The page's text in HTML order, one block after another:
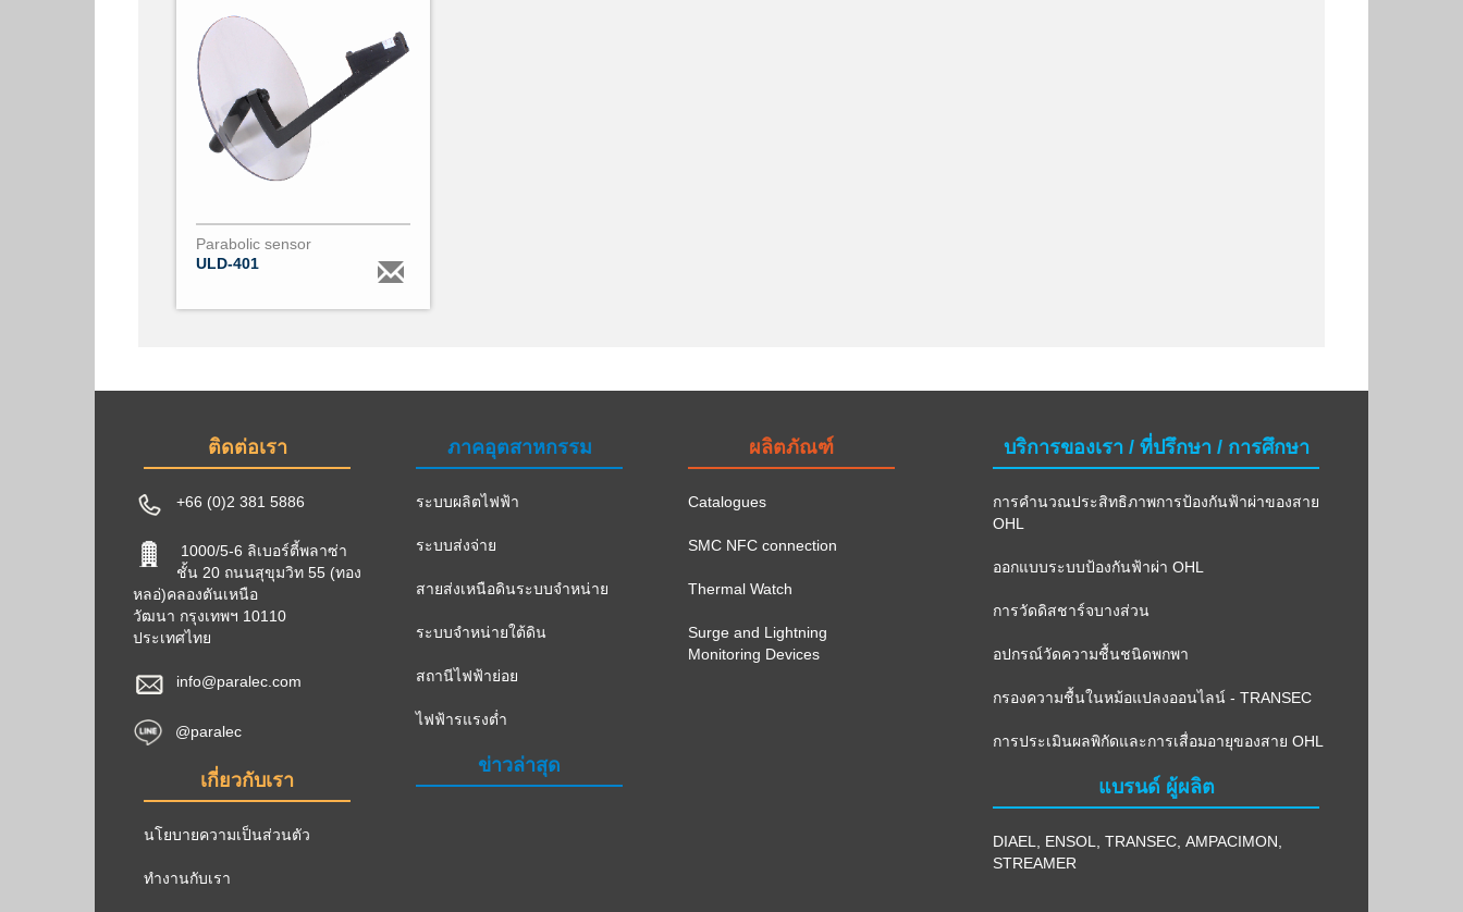
Parabolic sensor
ULD-401
ติดต่อเรา
+66 (0)2 381 5886
1000/5-6 ลิเบอร์ตี้พลาซ่า
ชั้น 20 ถนนสุขุมวิท 55 (ทอง
หลอ่)คลองตันเหนือ
วัฒนา กรุงเทพฯ 10110
ประเทศไทย
info@paralec.com
@paralec
เกี่ยวกับเรา
นโยบายความเป็นส่วนตัว
ทำงานกับเรา
ภาคอุตสาหกรรม
ระบบผลิตไฟฟ้า
ระบบส่งจ่าย
สายส่งเหนือดินระบบจำหน่าย
ระบบจำหน่ายใต้ดิน
สถานีไฟฟ้าย่อย
ไฟฟ้ารแรงต่ำ
ข่าวล่าสุด
ผลิตภัณฑ์
Catalogues
SMC NFC connection
Thermal Watch
Surge and Lightning
Monitoring Devices
บริการของเรา / ที่ปรึกษา / การศึกษา
การคำนวณประสิทธิภาพการป้องกันฟ้าผ่าของสาย
OHL
ออกแบบระบบป้องกันฟ้าผ่า OHL
การวัดดิสชาร์จบางส่วน
อปกรณ์วัดความชื้นชนิดพกพา
กรองความชื้นในหม้อแปลงออนไลน์ - TRANSEC
การประเมินผลพิกัดและการเสื่อมอายุของสาย OHL
แบรนด์ ผู้ผลิต
DIAEL, ENSOL, TRANSEC, AMPACIMON,
STREAMER